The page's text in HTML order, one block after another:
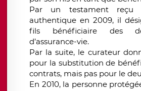
Par un testament
authentique en 2009, il
fils bénéficiaire des
d’assurance-vie.
Par la suite, le curateur
pour la substitution de
contrats, mais pas pour le
En 2010, la personne